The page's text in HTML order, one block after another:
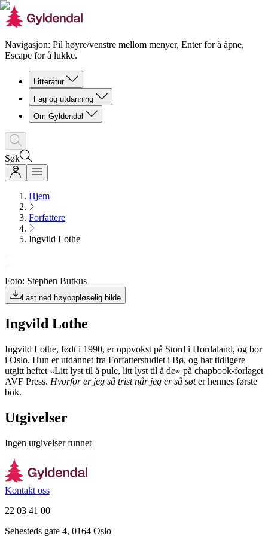
Navigasjon: Pil høyre/venstre mellom menyer, Enter for å åpne,
Escape for å lukke.
Litteratur
Fag og utdanning
Om Gyldendal
Søk
Hjem
Forfattere
Ingvild Lothe
Foto: Stephen Butkus
Last ned høyoppløselig bilde
Ingvild Lothe
Ingvild Lothe, født i 1990, er oppvokst på Stord i Hordaland, og bor
i Oslo. Hun er utdannet fra Forfatterstudiet i Bø, og har tidligere
utgitt heftet «Litt lyst til å pule, litt lyst til å dø» på chapbook-forlaget
AVF Press. Hvorfor er jeg så trist når jeg er så søter hennes første
bok.
Utgivelser
Ingen utgivelser funnet
Kontakt oss
22 03 41 00
Sehesteds gate 4, 0164 Oslo